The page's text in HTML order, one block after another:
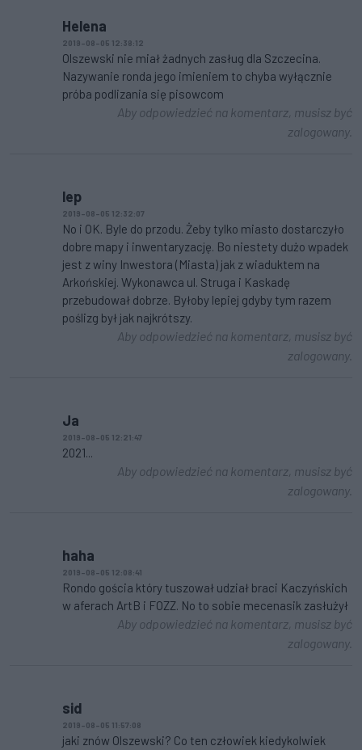
Helena
2019-08-05 12:38:12
Olszewski nie miał żadnych zasług dla Szczecina.
Nazywanie ronda jego imieniem to chyba wyłącznie
próba podlizania się pisowcom
Aby odpowiedzieć na komentarz, musisz być
zalogowany.
lep
2019-08-05 12:32:07
No i OK. Byle do przodu. Żeby tylko miasto dostarczyło
dobre mapy i inwentaryzację. Bo niestety dużo wpadek
jest z winy Inwestora (Miasta) jak z wiaduktem na
Arkońskiej. Wykonawca ul. Struga i Kaskadę
przebudował dobrze. Byłoby lepiej gdyby tym razem
poślizg był jak najkrótszy.
Aby odpowiedzieć na komentarz, musisz być
zalogowany.
Ja
2019-08-05 12:21:47
2021...
Aby odpowiedzieć na komentarz, musisz być
zalogowany.
haha
2019-08-05 12:08:41
Rondo gościa który tuszował udział braci Kaczyńskich
w aferach ArtB i FOZZ. No to sobie mecenasik zasłużył
Aby odpowiedzieć na komentarz, musisz być
zalogowany.
sid
2019-08-05 11:57:08
jaki znów Olszewski? Co ten człowiek kiedykolwiek